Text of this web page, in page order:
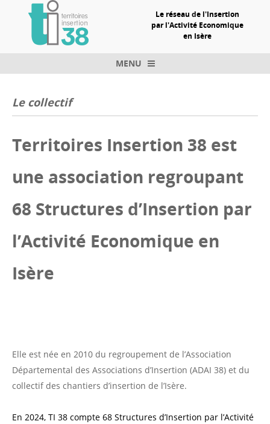
Le réseau de l'Insertion
par l'Activité Economique
en Isère
MENU
Le collectif
Territoires Insertion 38 est
une association regroupant
68 Structures d’Insertion par
l’Activité Economique en
Isère
Elle est née en 2010 du regroupement de l’Association
Départemental des Associations d’Insertion (ADAI 38) et du
collectif des chantiers d’insertion de l’Isère.
En 2024, TI 38 compte 68 Structures d’Insertion par l’Activité